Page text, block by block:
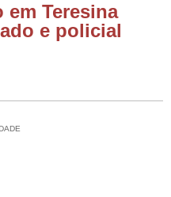
em Teresina
e policial